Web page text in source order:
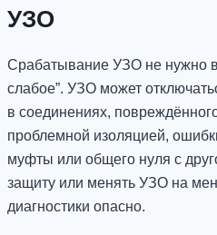
УЗО
Срабатывание УЗО не нужно
слабое”. УЗО может
в соединениях,
проблемной изоляцией,
муфты или общего нуля с
защиту или менять УЗО на
диагностики опасно.